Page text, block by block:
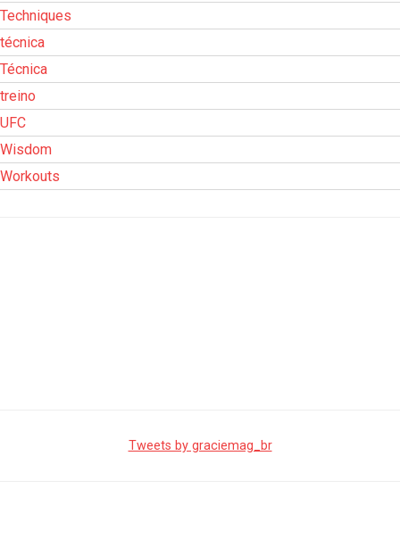
Techniques
técnica
Técnica
treino
UFC
Wisdom
Workouts
Tweets by graciemag_br